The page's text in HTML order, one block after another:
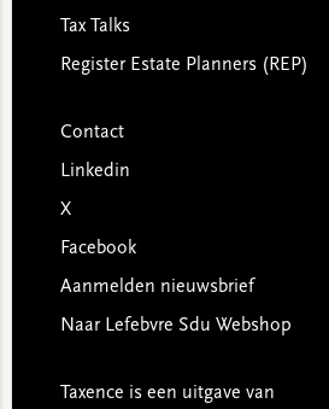
Tax Talks
Register Estate Planners (REP)
Contact
Linkedin
X
Facebook
Aanmelden nieuwsbrief
Naar Lefebvre Sdu Webshop
Taxence is een uitgave van